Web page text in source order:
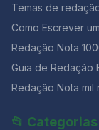
Temas de
Como Escrever
Redação Nota
Guia de Redação
Redação Nota mil
📂